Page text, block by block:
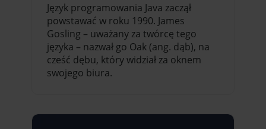
Język programowania Java zaczął
powstawać w roku 1990. James
Gosling – uważany za twórcę tego
języka – nazwał go Oak (ang. dąb), na
cześć dębu, który widział za oknem
swojego biura.